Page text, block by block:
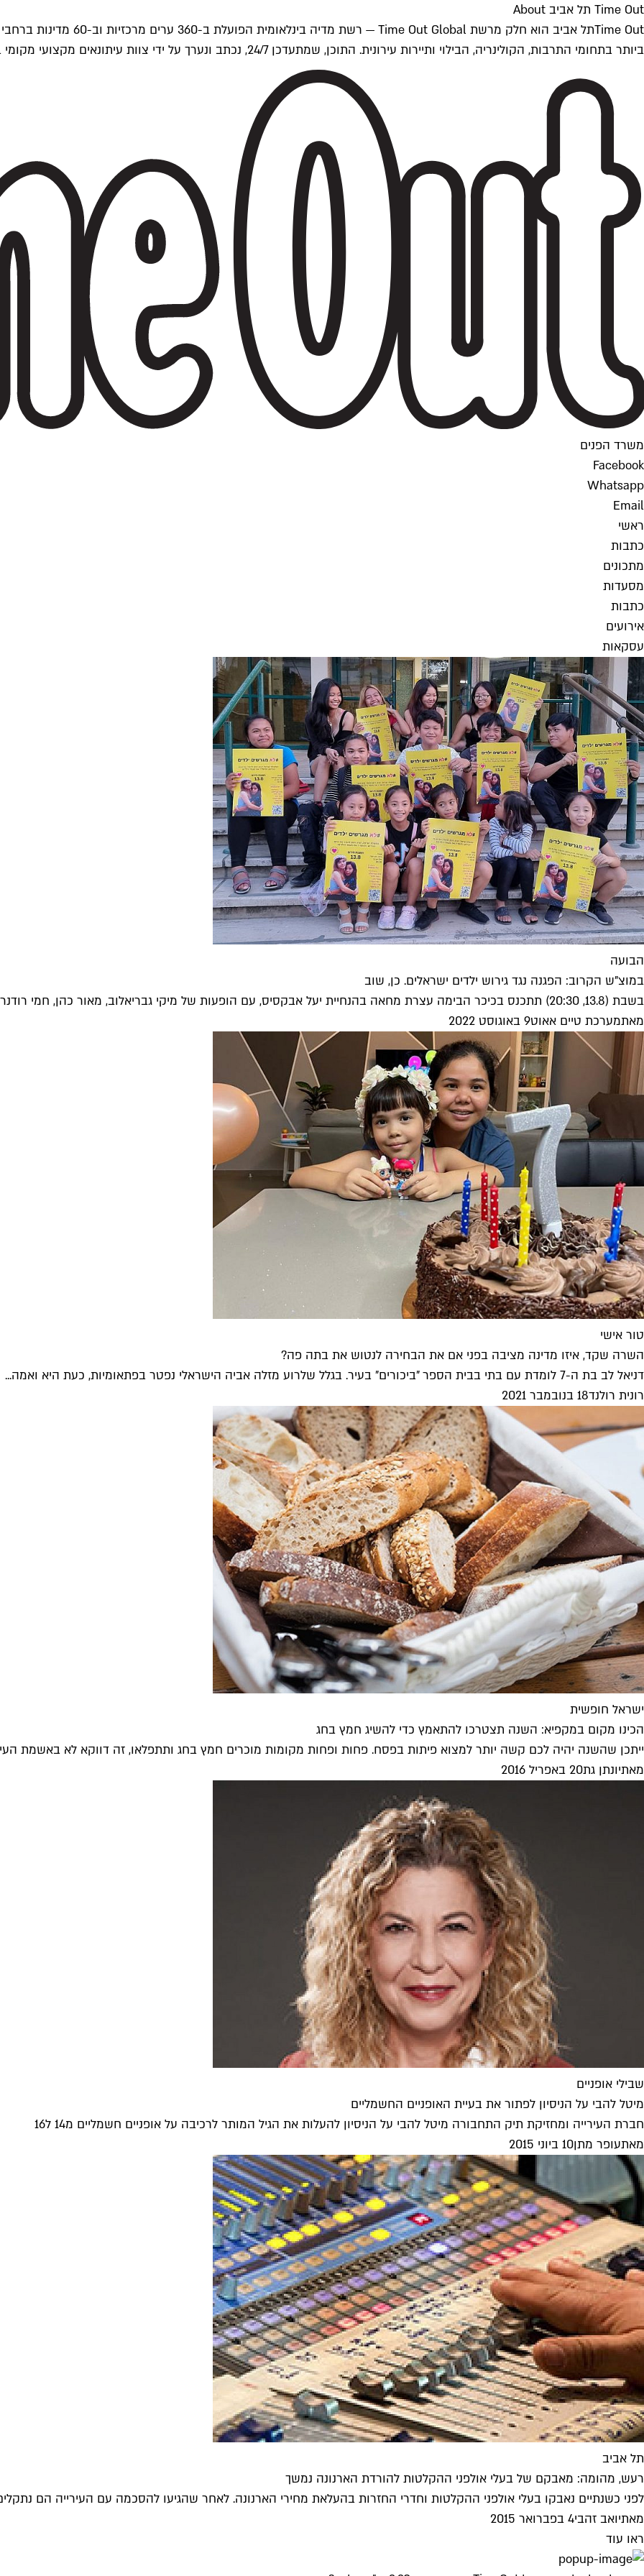
Time Out תל אביב About
ביותר בתחומי התרבות, הקולינריה, הבילוי ותיירות עירונית. התוכן, שמתעדכן 24/7, נכתב ונערך על ידי צוות עיתונאים מקצועי מקומי בישראל, בהתאם לסטנדרטים של Time Out העולמית.
משרד הפנים
Facebook
Whatsapp
Email
ראשי
כתבות
מתכונים
מסעדות
כתבות
אירועים
עסקאות
הבועה
במוצ"ש הקרוב: הפגנה נגד גירוש ילדים ישראלים. כן, שוב
בשבת (13.8, 20:30) תתכנס בכיכר הבימה עצרת מחאה בהנחיית יעל אבקסיס, עם הופעות של מיקי גבריאלוב, מאור כהן, חמי רודנר ועוד,...
מאתמערכת טיים אאוט9 באוגוסט 2022
טור אישי
השרה שקד, איזו מדינה מציבה בפני אם את הבחירה לנטוש את בתה פה?
דניאל לב בת ה-7 לומדת עם בתי בבית הספר "ביכורים" בעיר. בגלל שלרוע מזלה אביה הישראלי נפטר בפתאומיות, כעת היא ואמה...
רונית רולנד18 בנובמבר 2021
ישראל חופשית
הכינו מקום במקפיא: השנה תצטרכו להתאמץ כדי להשיג חמץ בחג
ייתכן שהשנה יהיה לכם קשה יותר למצוא פיתות בפסח. פחות ופחות מקומות מוכרים חמץ בחג ותתפלאו, זה דווקא לא באשמת
מאתיונתן גת20 באפריל 2016
שבילי אופניים
מיטל להבי על הניסיון לפתור את בעיית האופניים החשמליים
חברת העירייה ומחזיקת תיק התחבורה מיטל להבי על הניסיון להעלות את הגיל המותר לרכיבה על אופניים חשמליים מ14 ל16
מאתעופר מתן10 ביוני 2015
תל אביב
רעש, מהומה: מאבקם של בעלי אולפני ההקלטות להורדת הארנונה נמשך
לפני כשנתיים נאבקו בעלי אולפני ההקלטות וחדרי החזרות בהעלאת מחירי הארנונה. לאחר שהגיעו להסכמה עם העירייה הם
מאתיואב זהבי4 בפברואר 2015
ראו עוד